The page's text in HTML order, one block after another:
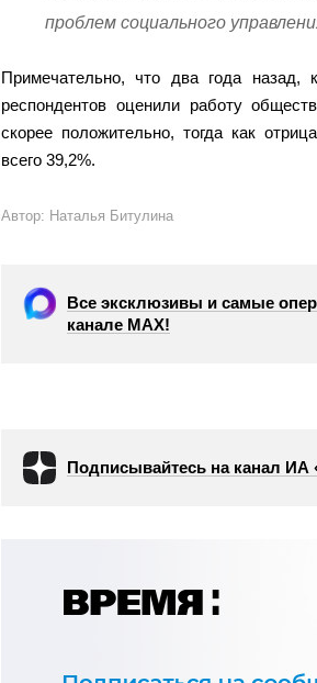
проблем социального
Примечательно, что два года назад,
респондентов оценили работу
скорее положительно, тогда как
всего 39,2%.
Автор: Наталья Битулина
Все эксклюзивы и самые
канале МАХ!
Подписывайтесь на канал ИА